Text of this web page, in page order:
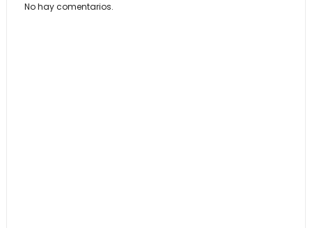
No hay comentarios.